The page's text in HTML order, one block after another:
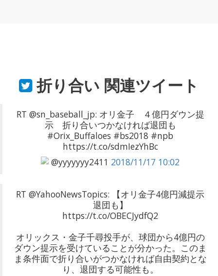
折り合い 関連ツイート
RT @sn_baseball_jp: オリ金子 ４億円ダウン提
示 折り合いつかなければ退団も
#Orix_Buffaloes #bs2018 #npb
https://t.co/sdmIezYhBc
@yyyyyyy2411 2018/11/17 10:02
RT @YahooNewsTopics: 【オリ金子4億円減提示
退団も】
https://t.co/OBECJydfQ2
オリックス・金子千尋投手が、球団から4億円の
ダウン提示を受けていることが分かった。このま
ま条件面で折り合いがつかなければ自由契約とな
り、退団する可能性も。